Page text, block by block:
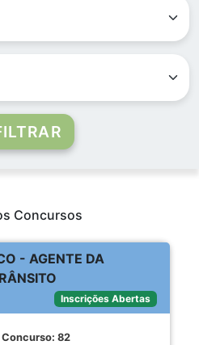
Concursos
- AGENTE DA
Inscrições Abertas
Concurso: 82